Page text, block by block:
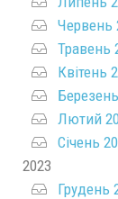
Червень
Травень
Квітень
Лютий
Січень
2023
Грудень